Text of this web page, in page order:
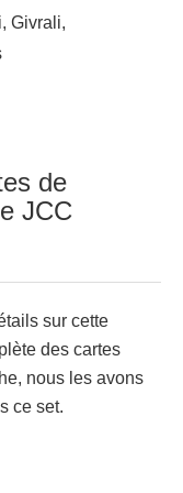
Givrali,
de
JCC
sur cette
des cartes
nous les avons
ce set.